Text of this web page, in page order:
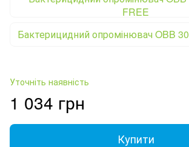
FREE
Бактерицидний опромінювач OBB
Уточніть наявність
1 034 грн
Купити